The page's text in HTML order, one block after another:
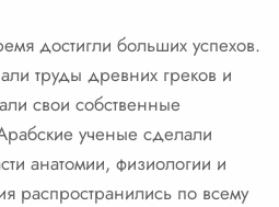
достигли больших успехов.
труды древних греков и
свои собственные
ученые сделали
анатомии, физиологии и
распространились по всему